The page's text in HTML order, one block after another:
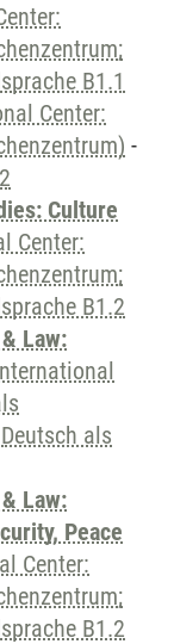
B1.1
Center:
-
Culture
Center:
B1.2
Law:
Deutsch als
Law:
Peace
Center:
B1.2